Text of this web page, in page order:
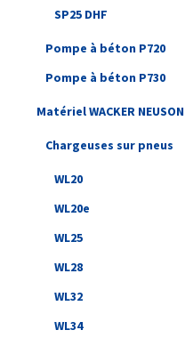
SP25 DHF
Pompe à béton P720
Pompe à béton P730
Matériel WACKER NEUSON
Chargeuses sur pneus
WL20
WL20e
WL25
WL28
WL32
WL34